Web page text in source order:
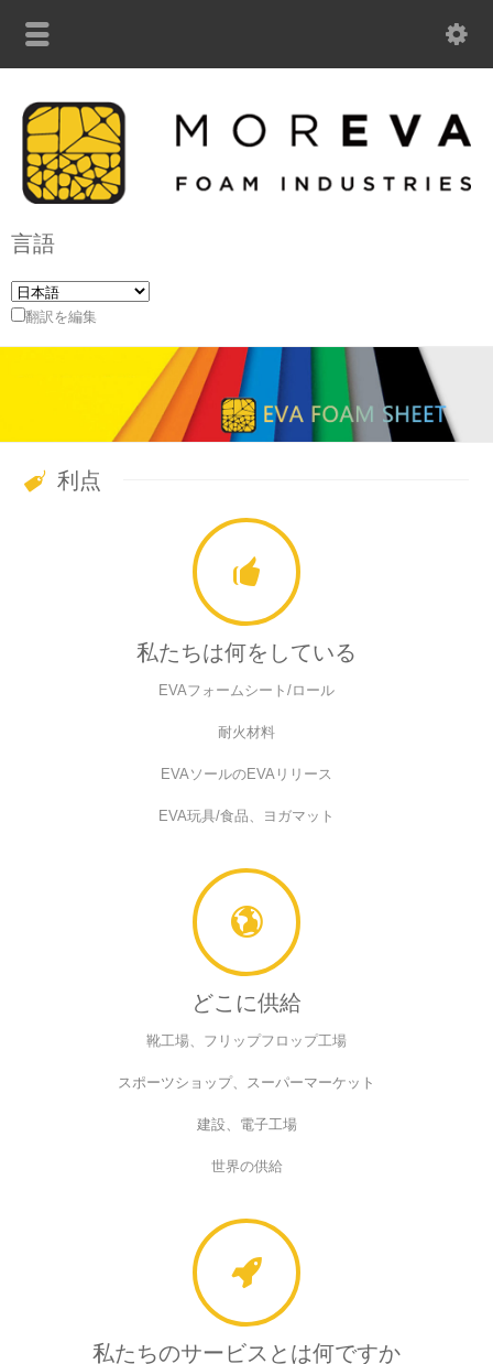
言語
翻訳を編集
利点
私たちは何をしている
EVAフォームシート/ロール
耐火材料
EVAソールのEVAリリース
EVA玩具/食品、ヨガマット
どこに供給
靴工場、フリップフロップ工場
スポーツショップ、スーパーマーケット
建設、電子工場
世界の供給
私たちのサービスとは何ですか